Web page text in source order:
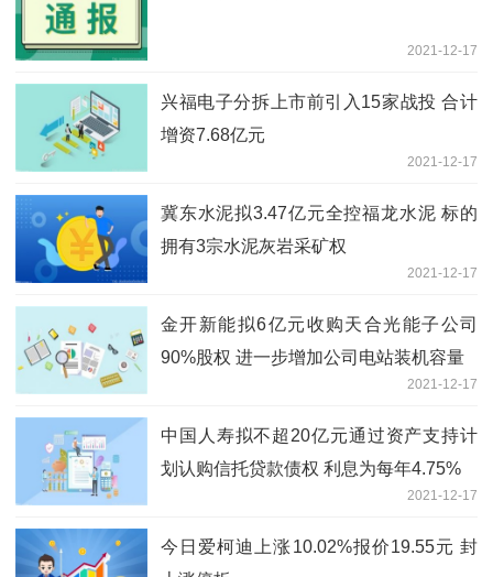
2021-12-17
兴福电子分拆上市前引入15家战投 合计
增资7.68亿元
2021-12-17
冀东水泥拟3.47亿元全控福龙水泥 标的
拥有3宗水泥灰岩采矿权
2021-12-17
金开新能拟6亿元收购天合光能子公司
90%股权 进一步增加公司电站装机容量
2021-12-17
中国人寿拟不超20亿元通过资产支持计
划认购信托贷款债权 利息为每年4.75%
2021-12-17
今日爱柯迪上涨10.02%报价19.55元 封